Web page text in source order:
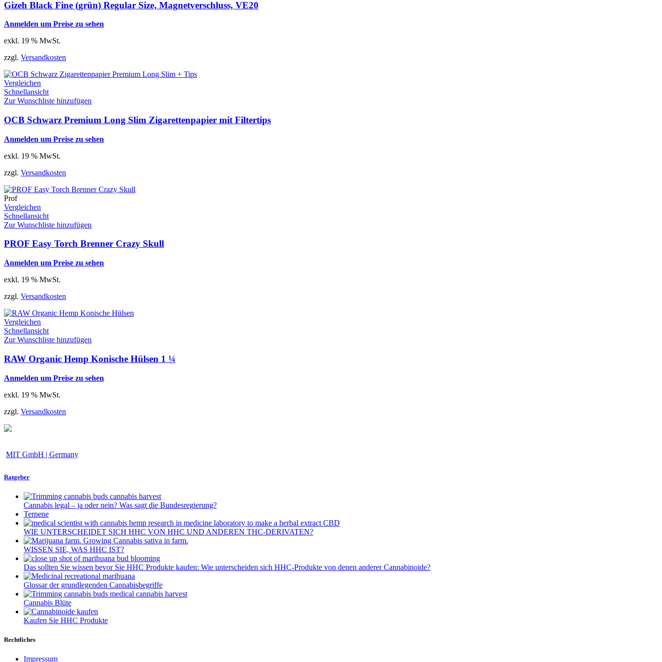
Gizeh Black Fine (grün) Regular Size, Magnetverschluss, VE20
Anmelden um Preise zu sehen
exkl. 19 % MwSt.
zzgl. Versandkosten
Vergleichen
Schnellansicht
Zur Wunschliste hinzufügen
OCB Schwarz Premium Long Slim Zigarettenpapier mit Filtertips
Anmelden um Preise zu sehen
exkl. 19 % MwSt.
zzgl. Versandkosten
Prof
Vergleichen
Schnellansicht
Zur Wunschliste hinzufügen
PROF Easy Torch Brenner Crazy Skull
Anmelden um Preise zu sehen
exkl. 19 % MwSt.
zzgl. Versandkosten
Vergleichen
Schnellansicht
Zur Wunschliste hinzufügen
RAW Organic Hemp Konische Hülsen 1 ¼
Anmelden um Preise zu sehen
exkl. 19 % MwSt.
zzgl. Versandkosten
MIT GmbH | Germany
Ratgeber
Cannabis legal – ja oder nein? Was sagt die Bundesregierung?
Terpene
WIE UNTERSCHEIDET SICH HHC VON HHC UND ANDEREN THC-DERIVATEN?
WISSEN SIE, WAS HHC IST?
Das sollten Sie wissen bevor Sie HHC Produkte kaufen: Wie unterscheiden sich HHC-Produkte von denen anderer Cannabinoide?
Glossar der grundlegenden Cannabisbegriffe
Cannabis Blüte
Kaufen Sie HHC Produkte
Rechtliches
Impressum